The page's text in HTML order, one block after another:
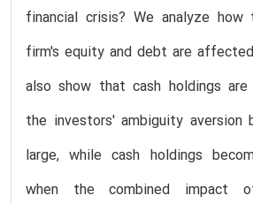
financial crisis? We analyze
firm's equity and debt are
also show that cash holdings
the investors' ambiguity
large, while cash holdings
when the combined impact